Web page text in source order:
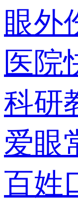
眼外
医院
科研
爱眼
百姓